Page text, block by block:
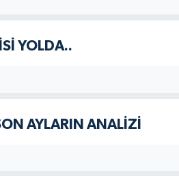
YOLDA..
AYLARIN ANALİZİ